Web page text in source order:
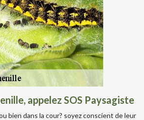
appelez SOS Paysagiste
bien dans la cour? soyez conscient de leur